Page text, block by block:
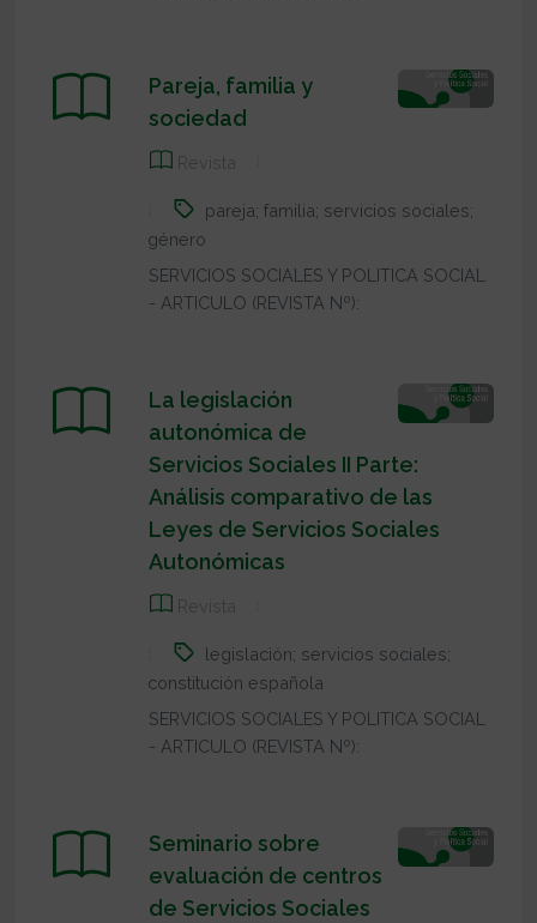
Pareja, familia y
sociedad
Revista
pareja; familia; servicios sociales;
género
SERVICIOS SOCIALES Y POLITICA SOCIAL
- ARTICULO (REVISTA Nº):
La legislación
autonómica de
Servicios Sociales II Parte:
Análisis comparativo de las
Leyes de Servicios Sociales
Autonómicas
Revista
legislación; servicios sociales;
constitución española
SERVICIOS SOCIALES Y POLITICA SOCIAL
- ARTICULO (REVISTA Nº):
Seminario sobre
evaluación de centros
de Servicios Sociales